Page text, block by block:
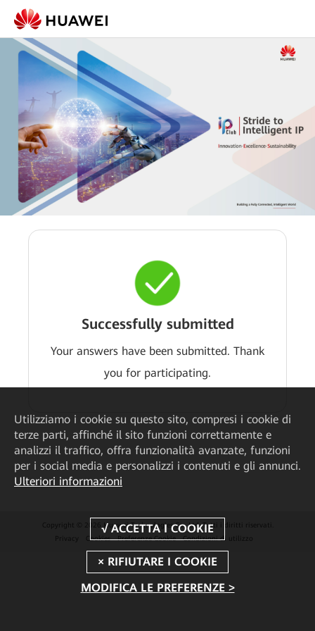
Successfully submitted
Your answers have been submitted. Thank
you for participating.
Copyright © 2026 Huawei Technologies Co., Ltd. Tutti i diritti riservati.
Privacy
Cookies Preferenze Cookie Condizioni di utilizzo
Utilizziamo i cookie su questo sito, compresi i cookie di
terze parti, affinché il sito funzioni correttamente e
analizzi il traffico, offra funzionalità avanzate, funzioni
per i social media e personalizzi i contenuti e gli annunci.
Ulteriori informazioni
MODIFICA LE PREFERENZE >